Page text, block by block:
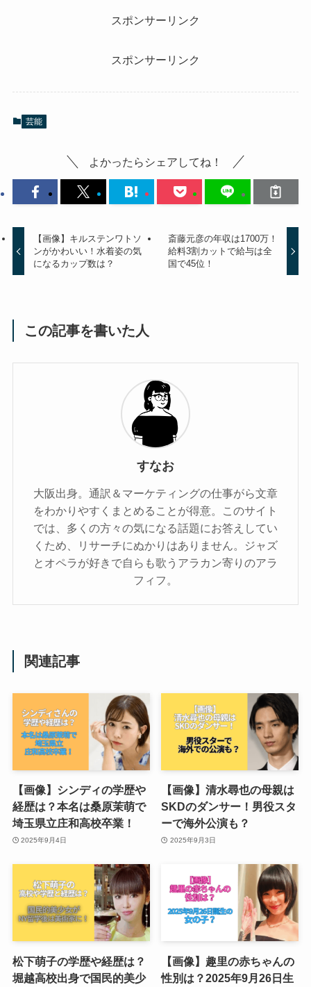
スポンサーリンク
スポンサーリンク
芸能
よかったらシェアしてね！
【画像】キルステンワトソ
ンがかわいい！水着姿の気
になるカップ数は？
斎藤元彦の年収は1700万！
給料3割カットで給与は全
国で45位！
この記事を書いた人
すなお
大阪出身。通訳＆マーケティングの仕事がら文章
をわかりやすくまとめることが得意。このサイト
では、多くの方々の気になる話題にお答えしてい
くため、リサーチにぬかりはありません。ジャズ
とオペラが好きで自らも歌うアラカン寄りのアラ
フィフ。
関連記事
【画像】シンディの学歴や
経歴は？本名は桑原茉萌で
埼玉県立庄和高校卒業！
2025年9月4日
【画像】清水尋也の母親は
SKDのダンサー！男役スタ
ーで海外公演も？
2025年9月3日
松下萌子の学歴や経歴は？
堀越高校出身で国民的美少
【画像】趣里の赤ちゃんの
性別は？2025年9月26日生